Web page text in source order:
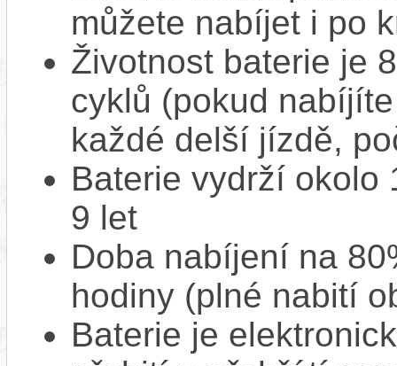
můžete nabíjet i po
Životnost baterie je
cyklů (pokud
každé delší jízdě,
Baterie vydrží okolo
9 let
Doba nabíjení na
hodiny (plné nabití
Baterie je